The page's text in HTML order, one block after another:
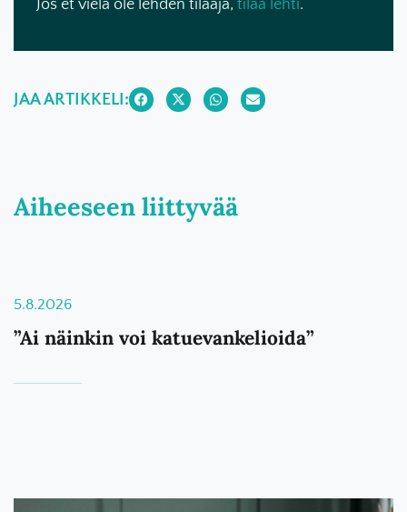
Jos et vielä ole lehden tilaaja, tilaa lehti.
JAA ARTIKKELI:
Aiheeseen liittyvää
5.8.2026
”Ai näinkin voi katuevankelioida”